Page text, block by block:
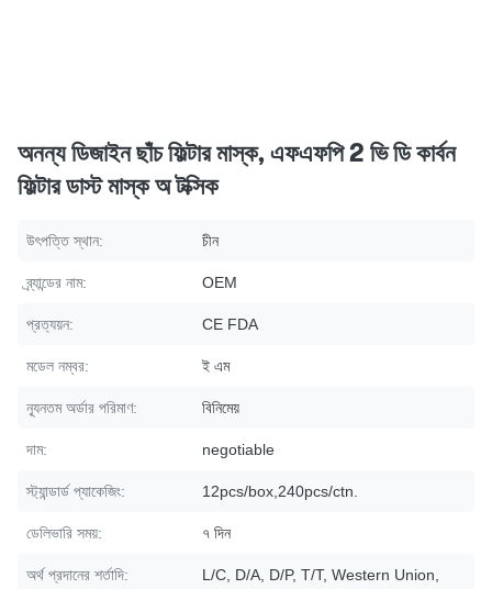
অনন্য ডিজাইন ছাঁচ ফিল্টার মাস্ক, এফএফপি 2 ভি ডি কার্বন
ফিল্টার ডাস্ট মাস্ক অ টক্সিক
উৎপত্তি স্থান: চীন
ব্র্যান্ডের নাম: OEM
প্রত্যয়ন: CE FDA
মডেল নম্বর: ই এম
ন্যূনতম অর্ডার পরিমাণ: বিনিমেয়
দাম: negotiable
স্ট্যান্ডার্ড প্যাকেজিং: 12pcs/box,240pcs/ctn.
ডেলিভারি সময়: ৭ দিন
অর্থ প্রদানের শর্তাদি:
L/C, D/A, D/P, T/T, Western Union,